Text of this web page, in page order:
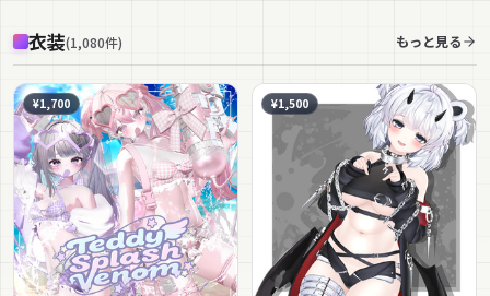
衣装(1,080件) もっと見る
¥1,700 ¥1,500